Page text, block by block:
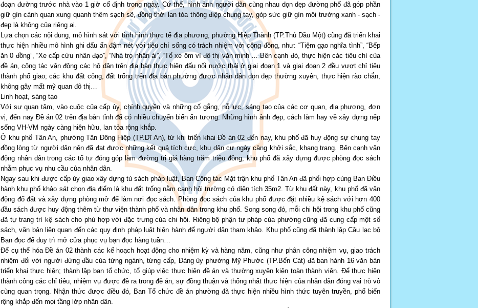
đoạn đường trước nhà vào 1 giờ cố định trong ngày. Cứ thế, hình ảnh người dân cùng nhau dọn dẹp đường phố đã góp phần
giữ gìn cảnh quan xung quanh thêm sạch sẽ, đồng thời lan tỏa thông điệp chung tay, góp sức giữ gìn môi trường xanh - sạch -
đẹp là không của riêng ai.
Lựa chọn các nội dung, mô hình sát với tình hình thực tế địa phương, phường Hiệp Thành (TP.Thủ Dầu Một) cũng đã triển khai
thực hiện nhiều mô hình ghi dấu ấn đậm nét với tiêu chí sống có trách nhiệm với cộng đồng, như: “Tiệm gạo nghĩa tình”, “Bếp
ăn 0 đồng”, “Xe cấp cứu nhân đạo”, “Nhà trọ nhân ái”, “Tổ xe ôm vì đô thị văn minh”… Bên cạnh đó, thực hiện các tiêu chí của
đề án, công tác vận động các hộ dân trên địa bàn thực hiện đấu nối nước thải ở giai đoạn 1 và giai đoạn 2 đều vượt chỉ tiêu
thành phố giao; các khu đất công, đất trống trên địa bàn phường được nhân dân dọn dẹp thường xuyên, thực hiện rào chắn,
không gây mất mỹ quan đô thị…
Linh hoạt, sáng tạo
Với sự quan tâm, vào cuộc của cấp ủy, chính quyền và những cố gắng, nỗ lực, sáng tạo của các cơ quan, địa phương, đơn
vị, đến nay Đề án 02 trên địa bàn tỉnh đã có nhiều chuyển biến ấn tượng. Những hình ảnh đẹp, cách làm hay về xây dựng nếp
sống VH-VM ngày càng hiện hữu, lan tỏa rộng khắp.
Ở khu phố Tân An, phường Tân Đông Hiệp (TP.Dĩ An), từ khi triển khai Đề án 02 đến nay, khu phố đã huy động sự chung tay
đồng lòng từ người dân nên đã đạt được những kết quả tích cực, khu dân cư ngày càng khởi sắc, khang trang. Bên cạnh vận
động nhân dân trong các tổ tự đóng góp làm đường trị giá hàng trăm triệu đồng, khu phố đã xây dựng được phòng đọc sách
nhằm phục vụ nhu cầu của nhân dân.
Ngay sau khi được cấp ủy giao xây dựng tủ sách pháp luật, Ban Công tác Mặt trận khu phố Tân An đã phối hợp cùng Ban Điều
hành khu phố khảo sát chọn địa điểm là khu đất trống nằm cạnh hội trường có diện tích 35m2. Từ khu đất này, khu phố đã vận
động đổ đất và xây dựng phòng mở để làm nơi đọc sách. Phòng đọc sách của khu phố được đặt nhiều kệ sách với hơn 400
đầu sách được huy động thêm từ thư viện thành phố và nhân dân trong khu phố. Song song đó, mỗi chi hội trong khu phố cũng
đã tự trang trí kệ sách cho phù hợp với đặc trưng của chi hội. Riêng bộ phận tư pháp của phường cũng đã cung cấp một số
sách, văn bản liên quan đến các quy định pháp luật hiện hành để người dân tham khảo. Khu phố cũng đã thành lập Câu lạc bộ
Bạn đọc để duy trì mở cửa phục vụ bạn đọc hàng tuần…
Để cụ thể hóa Đề án 02 thành các kế hoạch hoạt động cho nhiệm kỳ và hàng năm, cũng như phân công nhiệm vụ, giao trách
nhiệm đối với người đứng đầu của từng ngành, từng cấp, Đảng ủy phường Mỹ Phước (TP.Bến Cát) đã ban hành 16 văn bản
triển khai thực hiện; thành lập ban tổ chức, tổ giúp việc thực hiện đề án và thường xuyên kiện toàn thành viên. Để thực hiện
thành công các chỉ tiêu, nhiệm vụ được đề ra trong đề án, sự đồng thuận và thống nhất thực hiện của nhân dân đóng vai trò vô
cùng quan trọng. Nhận thức được điều đó, Ban Tổ chức đề án phường đã thực hiện nhiều hình thức tuyên truyền, phổ biến
rộng khắp đến mọi tầng lớp nhân dân.